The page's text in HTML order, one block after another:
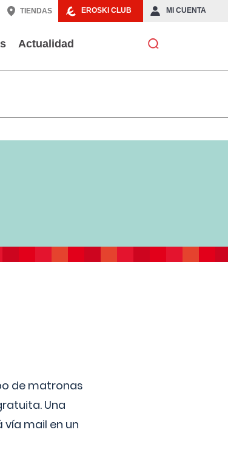
EROSKI CLUB MI CUENTA
TIENDAS
Actualidad
de matronas
Una
mail en un